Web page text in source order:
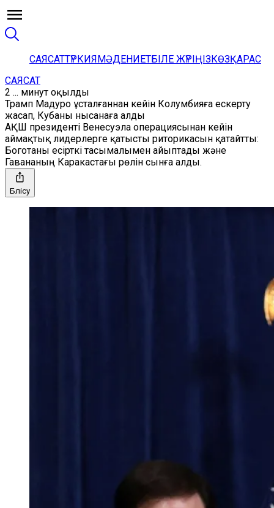
САЯСАТТҮРКИЯМӘДЕНИЕТБІЛЕ ЖҮРІҢІЗКӨЗҚАРАС
САЯСАТ
2 ... минут оқылды
Трамп Мадуро ұсталғаннан кейін Колумбияға ескерту
жасап, Кубаны нысанаға алды
АҚШ президенті Венесуэла операциясынан кейін
аймақтық лидерлерге қатысты риторикасын қатайтты:
Боготаны есірткі тасымалымен айыптады және
Гавананың Каракастағы рөлін сынға алды.
Бөлісу